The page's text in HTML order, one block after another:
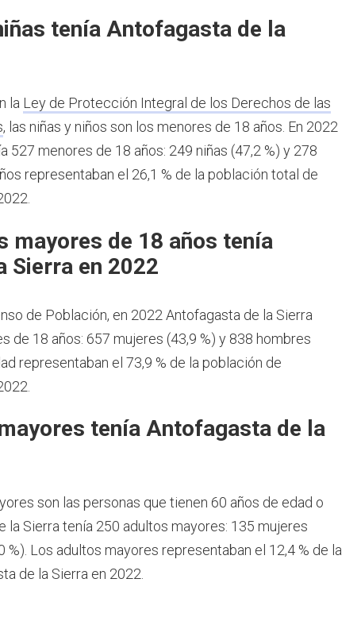
tenía Antofagasta de la
la Ley de Protección Integral de los Derechos de las
, las niñas y niños son los menores de 18 años. En 2022
527 menores de 18 años: 249 niñas (47,2 %) y 278
representaban el 26,1 % de la población total de
mayores de 18 años tenía
Sierra en 2022
de Población, en 2022 Antofagasta de la Sierra
de 18 años: 657 mujeres (43,9 %) y 838 hombres
representaban el 73,9 % de la población de
tenía Antofagasta de la
son las personas que tienen 60 años de edad o
la Sierra tenía 250 adultos mayores: 135 mujeres
%). Los adultos mayores representaban el 12,4 % de la
de la Sierra en 2022.